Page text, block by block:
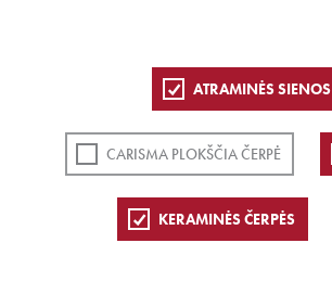
ATRAMINĖS SIENOS
CARISMA PLOKŠČIA ČERPĖ
KERAMINĖS ČERPĖS